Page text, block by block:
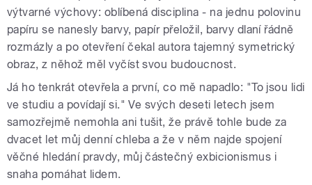
výtvarné výchovy: oblíbená disciplina - na jednu polovinu
papíru se nanesly barvy, papír přeložil, barvy dlaní řádně
rozmázly a po otevření čekal autora tajemný symetrický
obraz, z něhož měl vyčíst svou budoucnost.
Já ho tenkrát otevřela a první, co mě napadlo: "To jsou lidi
ve studiu a povídají si." Ve svých deseti letech jsem
samozřejmě nemohla ani tušit, že právě tohle bude za
dvacet let můj denní chleba a že v něm najde spojení
věčné hledání pravdy, můj částečný exbicionismus i
snaha pomáhat lidem.